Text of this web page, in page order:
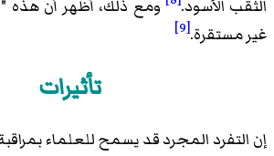
الثقب الأسود.
ومع ذلك، أظهر أن هذه
غير مستقرة.[9]
تأثيرات
إن التفرد المجرد قد يسمح للعلماء